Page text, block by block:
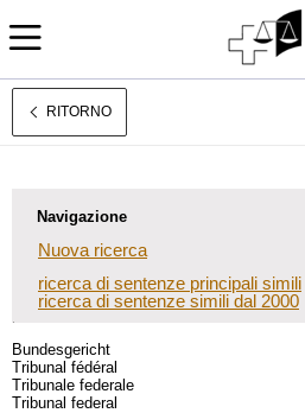
Deutsch Français
RITORNO
Navigazione
Nuova ricerca
ricerca di sentenze principali simili
ricerca di sentenze simili dal 2000
Bundesgericht
Tribunal fédéral
Tribunale federale
Tribunal federal